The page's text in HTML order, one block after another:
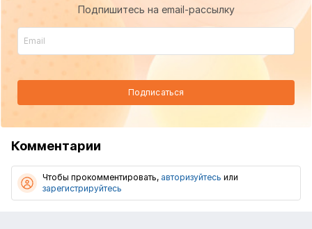
Подпишитесь на email-рассылку
Подписаться
Комментарии
Чтобы прокомментировать, авторизуйтесь или
зарегистрируйтесь